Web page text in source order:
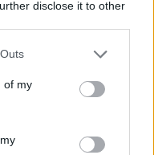
disclose it to other
of my